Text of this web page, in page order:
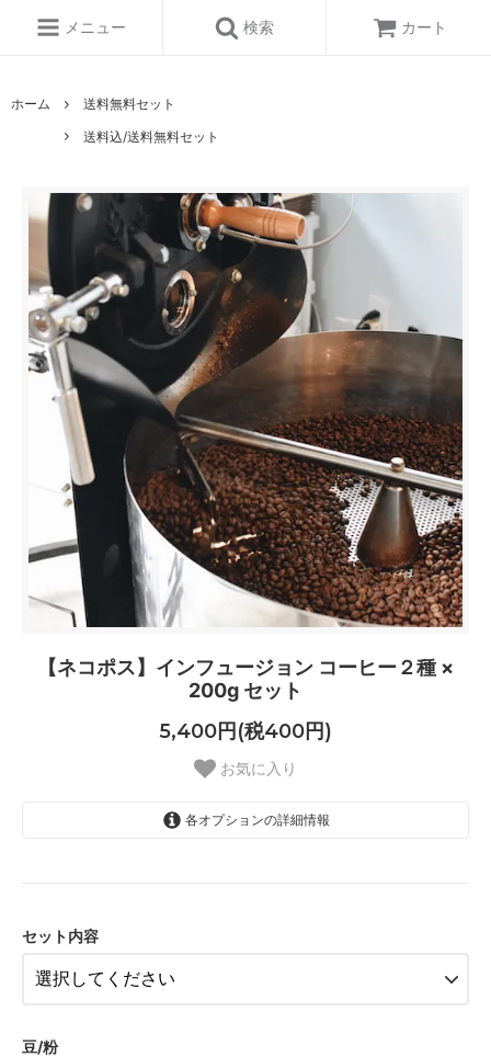
メニュー 検索 カート
ホーム
送料無料セット
送料込/送料無料セット
【ネコポス】インフュージョン コーヒー２種 ×
200g セット
5,400円(税400円)
お気に入り
各オプションの詳細情報
セット内容
豆/粉